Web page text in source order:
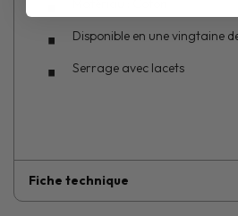
Disponible en une vingtaine
Serrage avec lacets
Fiche technique